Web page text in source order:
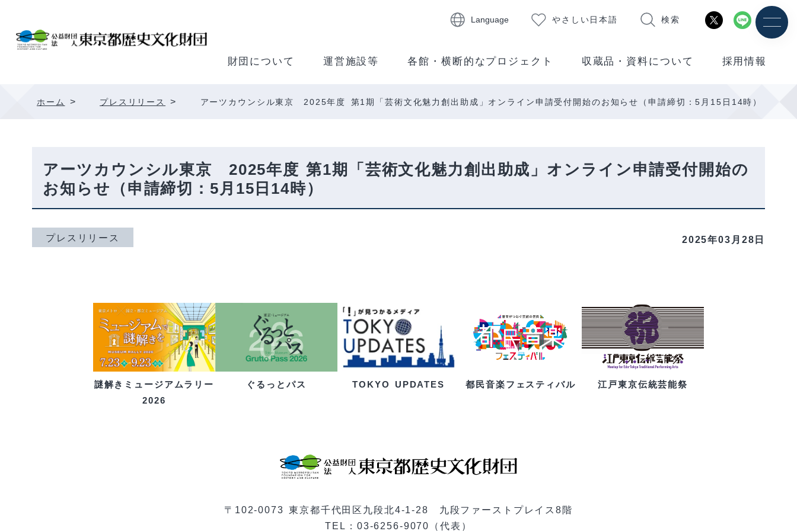
Language やさしい日本語 検索
財団について 運営施設等 各館・横断的なプロジェクト 収蔵品・資料について 採用情報
ホーム > プレスリリース > アーツカウンシル東京 2025年度 第1期「芸術文化魅力創出助成」オンライン申請受付開始のお知らせ（申請締切：5月15日14時）
アーツカウンシル東京 2025年度 第1期「芸術文化魅力創出助成」オンライン申請受付開始の
お知らせ（申請締切：5月15日14時）
プレスリリース 2025年03月28日
謎解きミュージアムラリー
2026
ぐるっとパス TOKYO UPDATES 都民音楽フェスティバル 江戸東京伝統芸能祭
〒102-0073 東京都千代田区九段北4-1-28 九段ファーストプレイス8階
TEL：03-6256-9070（代表）